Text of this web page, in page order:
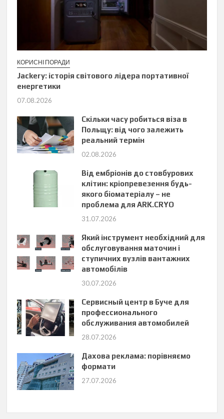
КОРИСНІ ПОРАДИ
Jackery: історія світового лідера портативної
енергетики
07.08.2026
Скільки часу робиться віза в
Польщу: від чого залежить
реальний термін
02.08.2026
Від ембріонів до стовбурових
клітин: кріопревезення будь-
якого біоматеріалу – не
проблема для ARK.CRYO
31.07.2026
Який інструмент необхідний для
обслуговування маточин і
ступичних вузлів вантажних
автомобілів
30.07.2026
Сервисный центр в Буче для
профессионального
обслуживания автомобилей
28.07.2026
Дахова реклама: порівняємо
формати
27.07.2026